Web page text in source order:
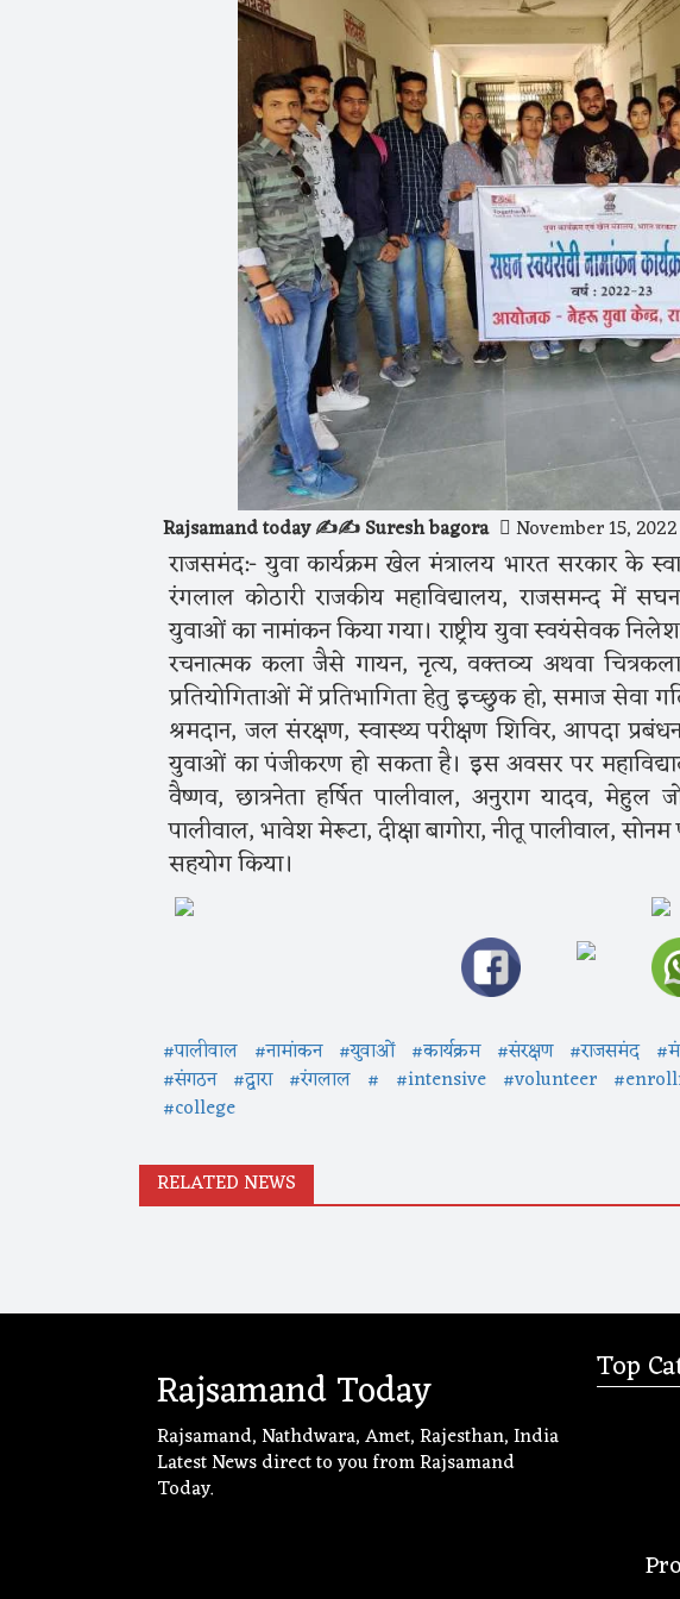
Rajsamand today ✍️✍️ Suresh bagora November 15,
राजसमंद:- युवा कार्यक्रम खेल मंत्रालय भारत सरकार के
रंगलाल कोठारी राजकीय महाविद्यालय, राजसमन्द में
युवाओं का नामांकन किया गया। राष्ट्रीय युवा स्वयंसेवक
रचनात्मक कला जैसे गायन, नृत्य, वक्तव्य अथवा
प्रतियोगिताओं में प्रतिभागिता हेतु इच्छुक हो, समाज सेवा
श्रमदान, जल संरक्षण, स्वास्थ्य परीक्षण शिविर, आपदा
युवाओं का पंजीकरण हो सकता है। इस अवसर पर
वैष्णव, छात्रनेता हर्षित पालीवाल, अनुराग यादव, मेहुल
पालीवाल, भावेश मेरूटा, दीक्षा बागोरा, नीतू पालीवाल,
सहयोग किया।
#पालीवाल #नामांकन #युवाओं #कार्यक्रम #संरक्षण #राजसमंद
#संगठन #द्वारा #रंगलाल # #intensive #volunteer
#college
RELATED NEWS
Rajsamand Today
Rajsamand, Nathdwara, Amet, Rajesthan, India
Latest News direct to you from Rajsamand
Today.
Top